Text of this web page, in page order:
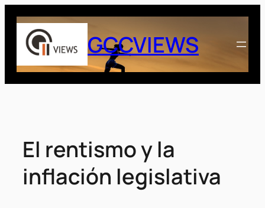
Saltar
contenido
GCCVIEWS
El rentismo y la
inflación legislativa